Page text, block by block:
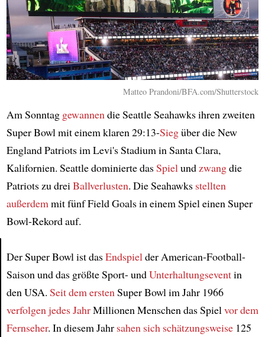
Article
Matteo Prandoni/BFA.com/Shutterstock
Am Sonntag gewannen die Seattle Seahawks ihren zweiten
Super Bowl mit einem klaren 29:13-Siegüber die New
England Patriots im Levi's Stadium in Santa Clara,
Kalifornien. Seattle dominierte dasSpiel und zwangdie
Patriots zu drei Ballverlusten. Die Seahawks stellten
außerdem mit fünf Field Goals in einem Spiel einen Super
Bowl-Rekord auf.
Der Super Bowl ist dasEndspiel der American-Football-
Saison und das größte Sport- undUnterhaltungseventin
den USA. Seit dem ersten Super Bowl im Jahr 1966
verfolgen jedes JahrMillionen Menschen das Spiel vor dem
Fernseher. In diesem Jahr sahen sich schätzungsweise125